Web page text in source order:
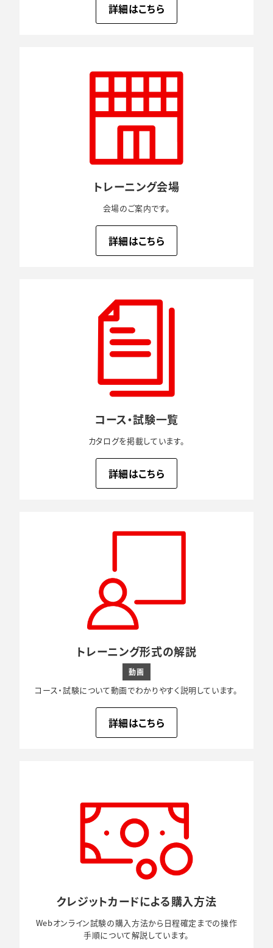
詳細はこちら
トレーニング会場
会場のご案内です。
詳細はこちら
コース・試験一覧
カタログを掲載しています。
詳細はこちら
トレーニング形式の解説
動画
コース・試験について動画でわかりやすく説明しています。
詳細はこちら
クレジットカードによる購入方法
Webオンライン試験の購入方法から日程確定までの操作
手順について解説しています。